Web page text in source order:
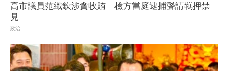
高市議員范織欽涉貪收賄 檢方當庭逮捕聲請羈押禁
見
政治